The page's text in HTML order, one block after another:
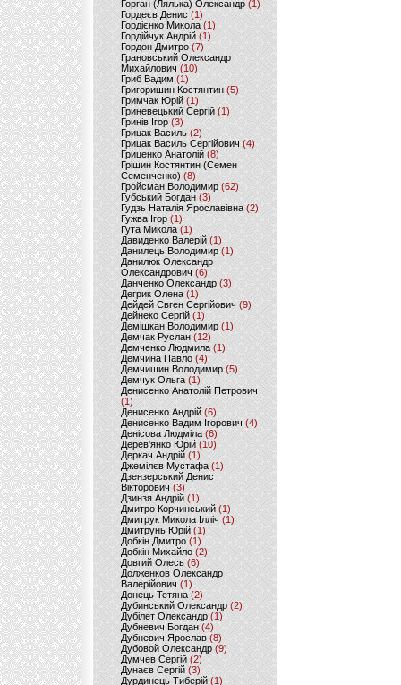
Горган (Лялька) Олександр(1)
Гордеєв Денис (1)
Гордієнко Микола (1)
Гордійчук Андрій (1)
Гордон Дмитро (7)
Грановський Олександр
Михайлович (10)
Гриб Вадим (1)
Григоришин Костянтин (5)
Гримчак Юрій(1)
Гриневецький Сергій(1)
Гринів Ігор (3)
Грицак Василь (2)
Грицак Василь Сергійович (4)
Гриценко Анатолій (8)
Грішин Костянтин (Семен
Семенченко)(8)
Гройсман Володимир(62)
Губський Богдан (3)
Гудзь Наталія Ярославівна(2)
Гужва Ігор (1)
Гута Микола (1)
Давиденко Валерій (1)
Данилець Володимир(1)
Данилюк Олександр
Олександрович (6)
Данченко Олександр (3)
Дегрик Олена(1)
Дейдей Євген Сергійович(9)
Дейнеко Сергій (1)
Демішкан Володимир(1)
Демчак Руслан (12)
Демченко Людмила (1)
Демчина Павло (4)
Демчишин Володимир (5)
Демчук Ольга(1)
Денисенко Анатолій Петрович
(1)
Денисенко Андрій (6)
Денисенко Вадим Ігорович (4)
Денісова Людміла(6)
Дерев'янко Юрій(10)
Деркач Андрій(1)
Джемілєв Мустафа (1)
Дзензерський Денис
Вікторович (3)
Дзинзя Андрій (1)
Дмитро Корчинський (1)
Дмитрук Микола Ілліч (1)
Дмитрунь Юрій (1)
Добкін Дмитро(1)
Добкін Михайло (2)
Довгий Олесь (6)
Долженков Олександр
Валерійович (1)
Донець Тетяна (2)
Дубинський Олександр(2)
Дубілет Олександр (1)
Дубневич Богдан (4)
Дубневич Ярослав (8)
Дубовой Олександр(9)
Думчев Сергій (2)
Дунаєв Сергій(3)
Дурдинець Тиберій (1)